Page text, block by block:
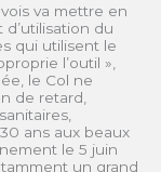
va mettre en
du
qui utilisent le
l’outil »,
le Col ne
de retard,
ans aux beaux
le 5 juin
un grand